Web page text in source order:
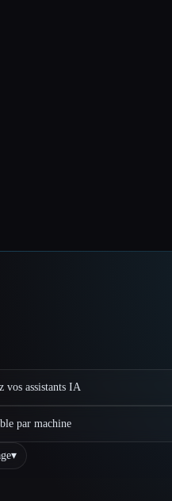
vos assistants IA
par machine
▾